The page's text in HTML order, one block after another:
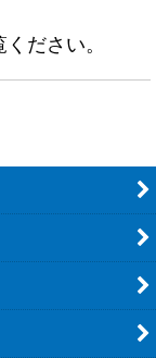
ださい。